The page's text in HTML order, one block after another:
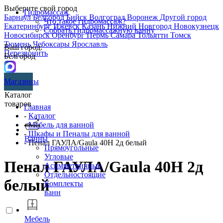
Выберите свой город
БарнаулБелгородБийск ВолгоградВоронеж Другой город
ЕкатеринбургИжевскКазаньНижний Новгород Новокузнецк
НовосибирскОренбургПермьСамараТольятти Томск
ТюменьЧебоксары Ярославль
Перезвонить
Гидромассаж
Что такое гидромассаж?
Собрать гидромассажную ванну
Ваш город:
Белгород
Магазины
Каталог
товаров
Ванны
Прямоугольные
Угловые
Асимметричные
Отдельностоящие
Комплекты
ванн
Мебель
Главная
- Каталог
-Мебель для ванной
- Шкафы и Пеналы для ванной
- Пенал ГАУЛА/Gaula 40Н 2д белый
Пенал ГАУЛА/Gaula 40Н 2д
белый